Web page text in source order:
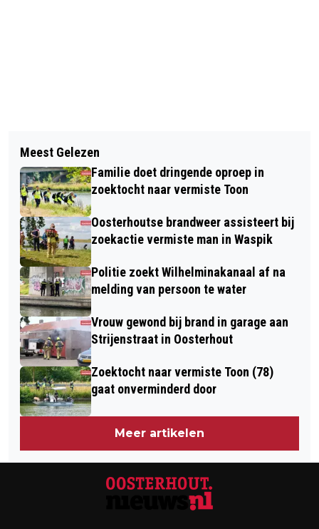
SINT-CATHARINADAL VIERT
DIAMANTEN JUBILEUM VERMEULEN-
ORGEL
ROTARY ORGANISEERT EERSTE EDITIE
KENNISCAFÉ: "GEOPOLITIEK OP JE
BORD"
Meest Gelezen
Familie doet dringende oproep in
zoektocht naar vermiste Toon
Oosterhoutse brandweer assisteert bij
zoekactie vermiste man in Waspik
Politie zoekt Wilhelminakanaal af na
melding van persoon te water
Vrouw gewond bij brand in garage aan
Strijenstraat in Oosterhout
Zoektocht naar vermiste Toon (78)
gaat onverminderd door
Meer artikelen